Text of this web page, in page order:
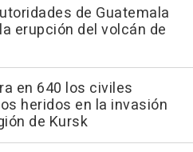
de Guatemala
erupción del volcán de
en 640 los civiles
heridos en la invasión
de Kursk